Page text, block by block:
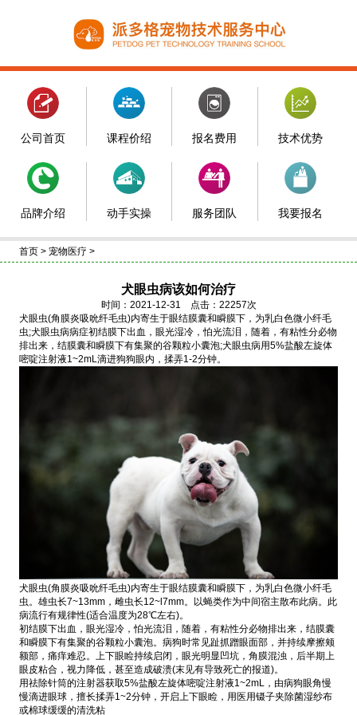
公司首页 课程价绍 报名费用 技术优势
品牌介绍 动手实操 服务团队 我要报名
首页 > 宠物医疗 >
犬眼虫病该如何治疗
时间：2021-12-31 点击：22257次
犬眼虫(角膜炎吸吮纤毛虫)内寄生于眼结膜囊和瞬膜下，为乳白色微小纤毛
虫;犬眼虫病病症初结膜下出血，眼光湿冷，怕光流泪，随着，有粘性分必物
排出来，结膜囊和瞬膜下有集聚的谷颗粒小囊泡;犬眼虫病用5%盐酸左旋体
嘧啶注射液1~2mL滴进狗狗眼内，揉弄1-2分钟。
犬眼虫(角膜炎吸吮纤毛虫)内寄生于眼结膜囊和瞬膜下，为乳白色微小纤毛
虫。雄虫长7~13mm，雌虫长12~l7mm。以蝇类作为中间宿主散布此病。此
病流行有规律性(适合温度为28℃左右)。
初结膜下出血，眼光湿冷，怕光流泪，随着，有粘性分必物排出来，结膜囊
和瞬膜下有集聚的谷颗粒小囊泡。病狗时常见趾抓蹭眼面部，并持续摩擦颊
额部，痛痒难忍。上下眼睑持续启闭，眼光明显凹坑，角膜混浊，后半期上
眼皮粘合，视力降低，甚至造成破溃(末见有导致死亡的报道)。
用祛除针筒的注射器获取5%盐酸左旋体嘧啶注射液1~2mL，由病狗眼角慢
慢滴进眼球，擅长揉弄1~2分钟，开启上下眼睑，用医用镊子夹除菌湿纱布
或棉球缓缓的清洗粘